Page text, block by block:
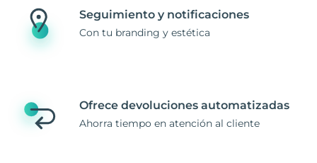
Seguimiento y notificaciones
Con tu branding y estética
Ofrece devoluciones automatizadas
Ahorra tiempo en atención al cliente